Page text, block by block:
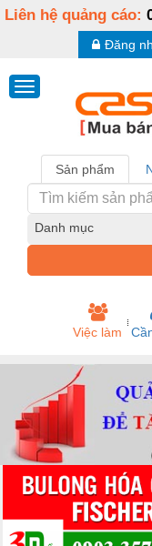
Liên hệ quảng cáo:
Đăng
Sản phẩm
Danh mục
Việc làm